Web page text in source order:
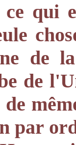
ce qui
de
de
par